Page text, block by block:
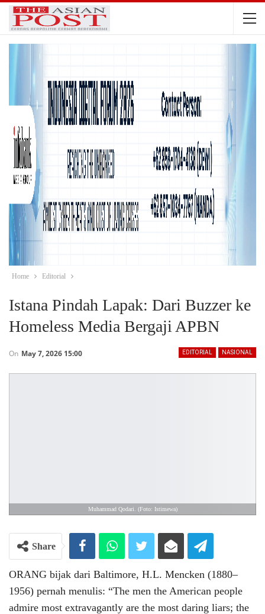
Home Editorial
Istana Pindah Lapak: Dari Buzzer ke
Homeless Media Bergaji APBN
EDITORIAL NASIONAL
On May 7, 2026 15:00
Muhammad Qodari. (Foto: Istimewa)
Share
ORANG bijak dari Baltimore, H.L. Mencken (1880–
1956) pernah menulis: “The men the American people
admire most extravagantly are the most daring liars; the